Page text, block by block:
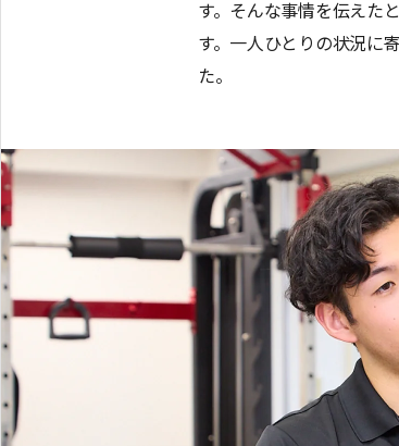
す。そんな事情を伝えた
す。一人ひとりの状況に
た。